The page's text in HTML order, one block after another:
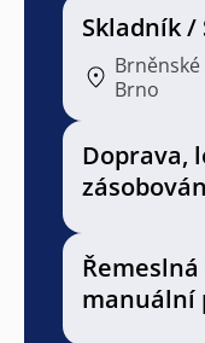
Skladník /
Brno
Doprava,
manuální